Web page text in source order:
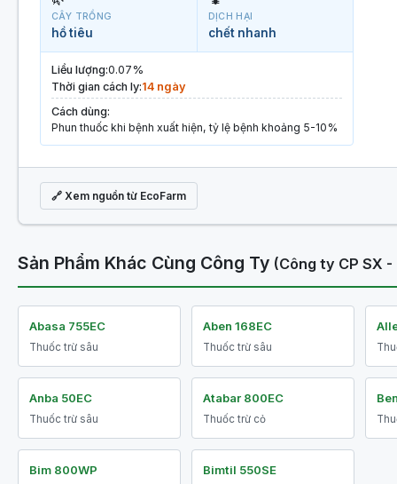
CÂY TRỒNG
hồ tiêu
DỊCH HẠI
chết nhanh
Liều lượng:0.07%
Thời gian cách ly:14 ngày
Cách dùng:
Phun thuốc khi bệnh xuất hiện, tỷ lệ bệnh khoảng 5-10%
🔗 Xem nguồn từ EcoFarm
Sản Phẩm Khác Cùng Công Ty (Công ty CP SX
Abasa 755EC
Thuốc trừ sâu
Aben 168EC
Thuốc trừ sâu
Anba 50EC
Thuốc trừ sâu
Atabar 800EC
Thuốc trừ cỏ
Bim 800WP Bimtil 550SE